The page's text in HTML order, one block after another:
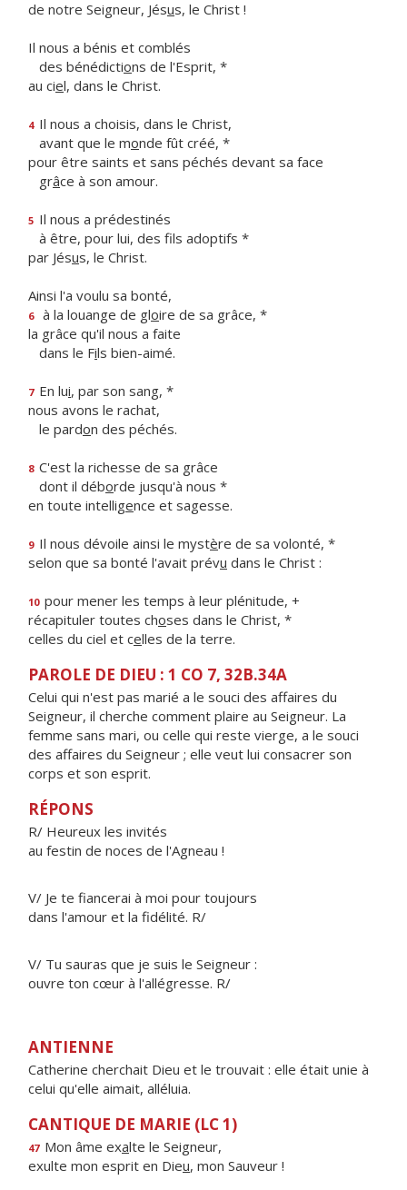
de notre Seigneur, Jésus, le Christ !
Il nous a bénis et comblés
des bénédictions de l'Esprit, *
au ciel, dans le Christ.
4 Il nous a choisis, dans le Christ,
avant que le monde fût créé, *
pour être saints et sans péchés devant sa face
grâce à son amour.
5 Il nous a prédestinés
à être, pour lui, des fls adoptifs *
par Jésus, le Christ.
Ainsi l'a voulu sa bonté,
6 à la louange de gloire de sa grâce, *
la grâce qu'il nous a faite
dans le Fils bien-aimé.
7 En lui, par son sang, *
nous avons le rachat,
le pardon des péchés.
8 C'est la richesse de sa grâce
dont il déborde jusqu'à nous *
en toute intelligence et sagesse.
9 Il nous dévoile ainsi le mystère de sa volonté, *
selon que sa bonté l'avait prévu dans le Christ :
10 pour mener les temps à leur plénitude, +
récapituler toutes choses dans le Christ, *
celles du ciel et celles de la terre.
PAROLE DE DIEU : 1 CO 7, 32B.34A
Celui qui n'est pas marié a le souci des affaires du
Seigneur, il cherche comment plaire au Seigneur. La
femme sans mari, ou celle qui reste vierge, a le souci
des affaires du Seigneur ; elle veut lui consacrer son
corps et son esprit.
RÉPONS
R/ Heureux les invités
au festin de noces de l'Agneau !
V/ Je te fiancerai à moi pour toujours
dans l'amour et la fidélité. R/
V/ Tu sauras que je suis le Seigneur :
ouvre ton cœur à l'allégresse. R/
ANTIENNE
Catherine cherchait Dieu et le trouvait : elle était unie à
celui qu'elle aimait, alléluia.
CANTIQUE DE MARIE (LC 1)
47 Mon âme exalte le Seigneur,
exulte mon esprit en Dieu, mon Sauveur !